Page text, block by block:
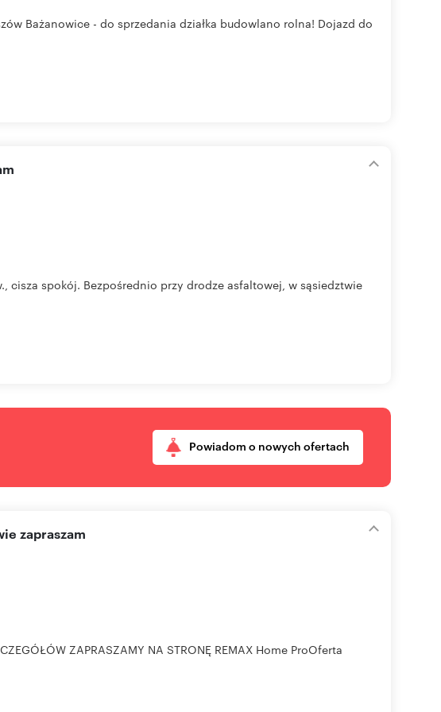
Bażanowice - do sprzedania działka budowlano rolna! Dojazd do
cisza spokój. Bezpośrednio przy drodze asfaltowej, w sąsiedztwie
Powiadom o nowych ofertach
zapraszam
ZAPRASZAMY NA STRONĘ REMAX Home ProOferta